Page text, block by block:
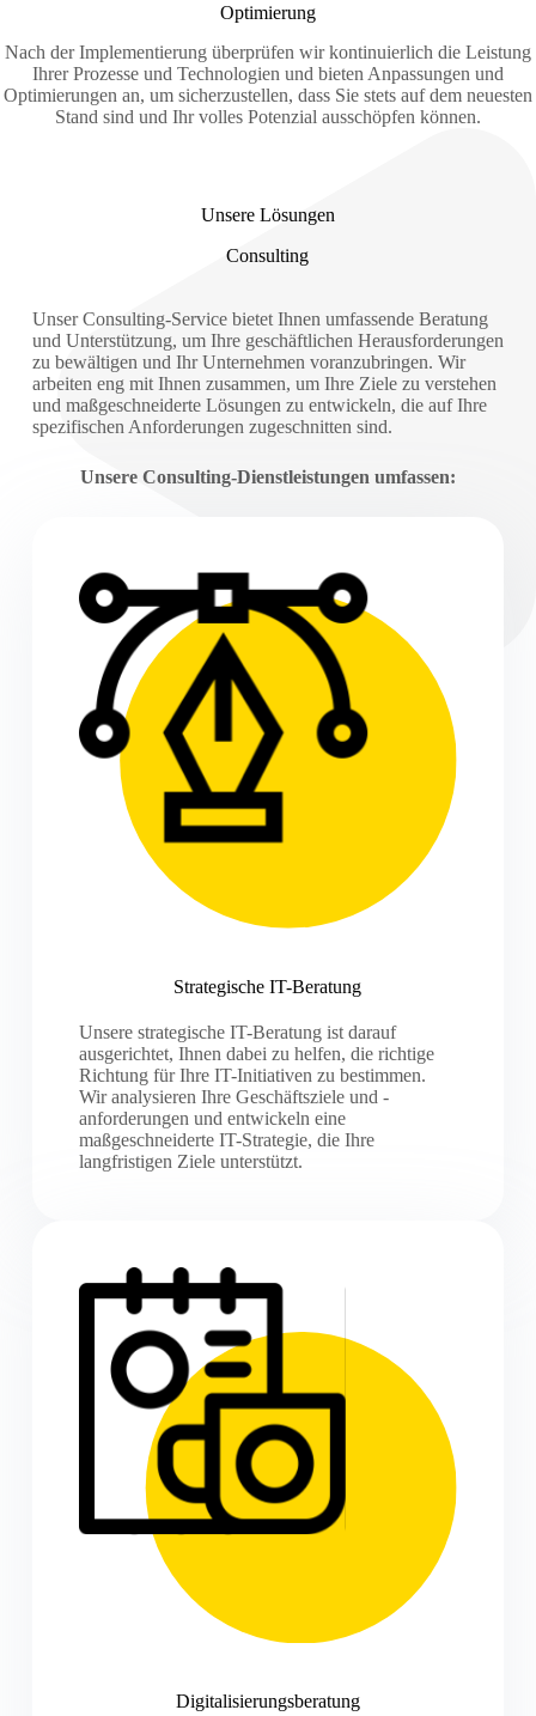
Optimierung
Nach der Implementierung überprüfen wir kontinuierlich die Leistung
Ihrer Prozesse und Technologien und bieten Anpassungen und
Optimierungen an, um sicherzustellen, dass Sie stets auf dem neuesten
Stand sind und Ihr volles Potenzial ausschöpfen können.
Unsere Lösungen
Consulting
Unser Consulting-Service bietet Ihnen umfassende Beratung
und Unterstützung, um Ihre geschäftlichen Herausforderungen
zu bewältigen und Ihr Unternehmen voranzubringen. Wir
arbeiten eng mit Ihnen zusammen, um Ihre Ziele zu verstehen
und maßgeschneiderte Lösungen zu entwickeln, die auf Ihre
spezifischen Anforderungen zugeschnitten sind.
Unsere Consulting-Dienstleistungen umfassen:
Strategische IT-Beratung
Unsere strategische IT-Beratung ist darauf
ausgerichtet, Ihnen dabei zu helfen, die richtige
Richtung für Ihre IT-Initiativen zu bestimmen.
Wir analysieren Ihre Geschäftsziele und -
anforderungen und entwickeln eine
maßgeschneiderte IT-Strategie, die Ihre
langfristigen Ziele unterstützt.
Digitalisierungsberatung